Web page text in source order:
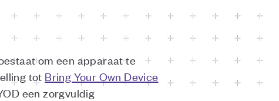
om een apparaat te
tot Bring Your Own Device
een zorgvuldig